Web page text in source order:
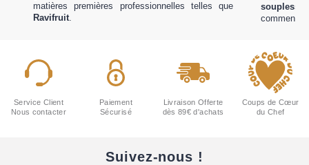
matières premières professionnelles telles que
Ravifruit.
souplesse
comment
Voir
Service Client
Nous contacter
Paiement
Sécurisé
Livraison Offerte
dès 89€ d'achats
Coups de Cœur
du Chef
Suivez-nous !